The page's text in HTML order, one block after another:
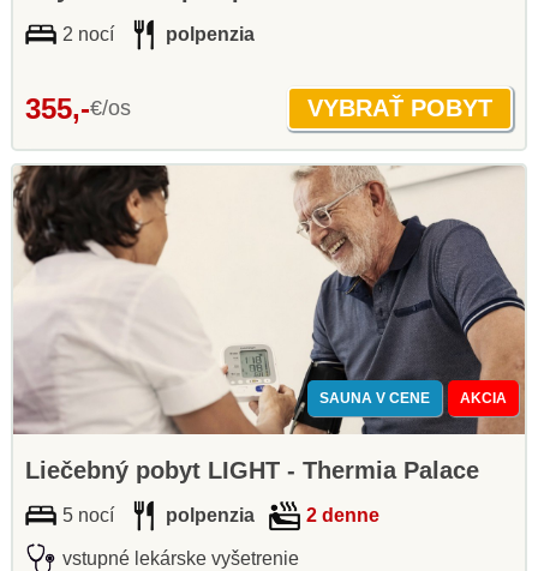
2 nocí polpenzia
355,-€/os
SAUNA V CENE AKCIA
Liečebný pobyt LIGHT - Thermia Palace
5 nocí polpenzia 2 denne
vstupné lekárske vyšetrenie